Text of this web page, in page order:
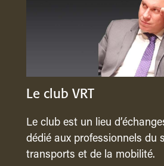
Le club VRT
Le club est un lieu
dédié aux professionnels du
transports et de la mobilité.